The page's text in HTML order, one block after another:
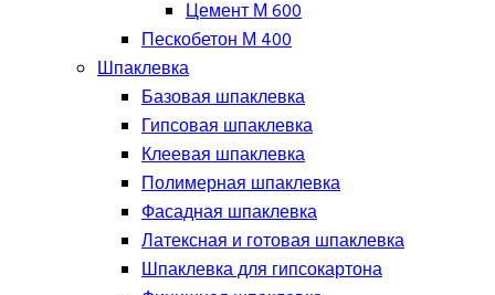
Цемент М 600
Пескобетон М 400
Шпаклевка
Базовая шпаклевка
Гипсовая шпаклевка
Клеевая шпаклевка
Полимерная шпаклевка
Фасадная шпаклевка
Латексная и готовая шпаклевка
Шпаклевка для гипсокартона